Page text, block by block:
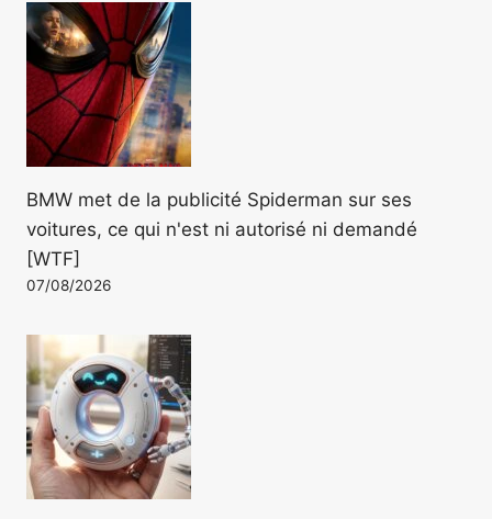
BMW met de la publicité Spiderman sur ses
voitures, ce qui n'est ni autorisé ni demandé
[WTF]
07/08/2026